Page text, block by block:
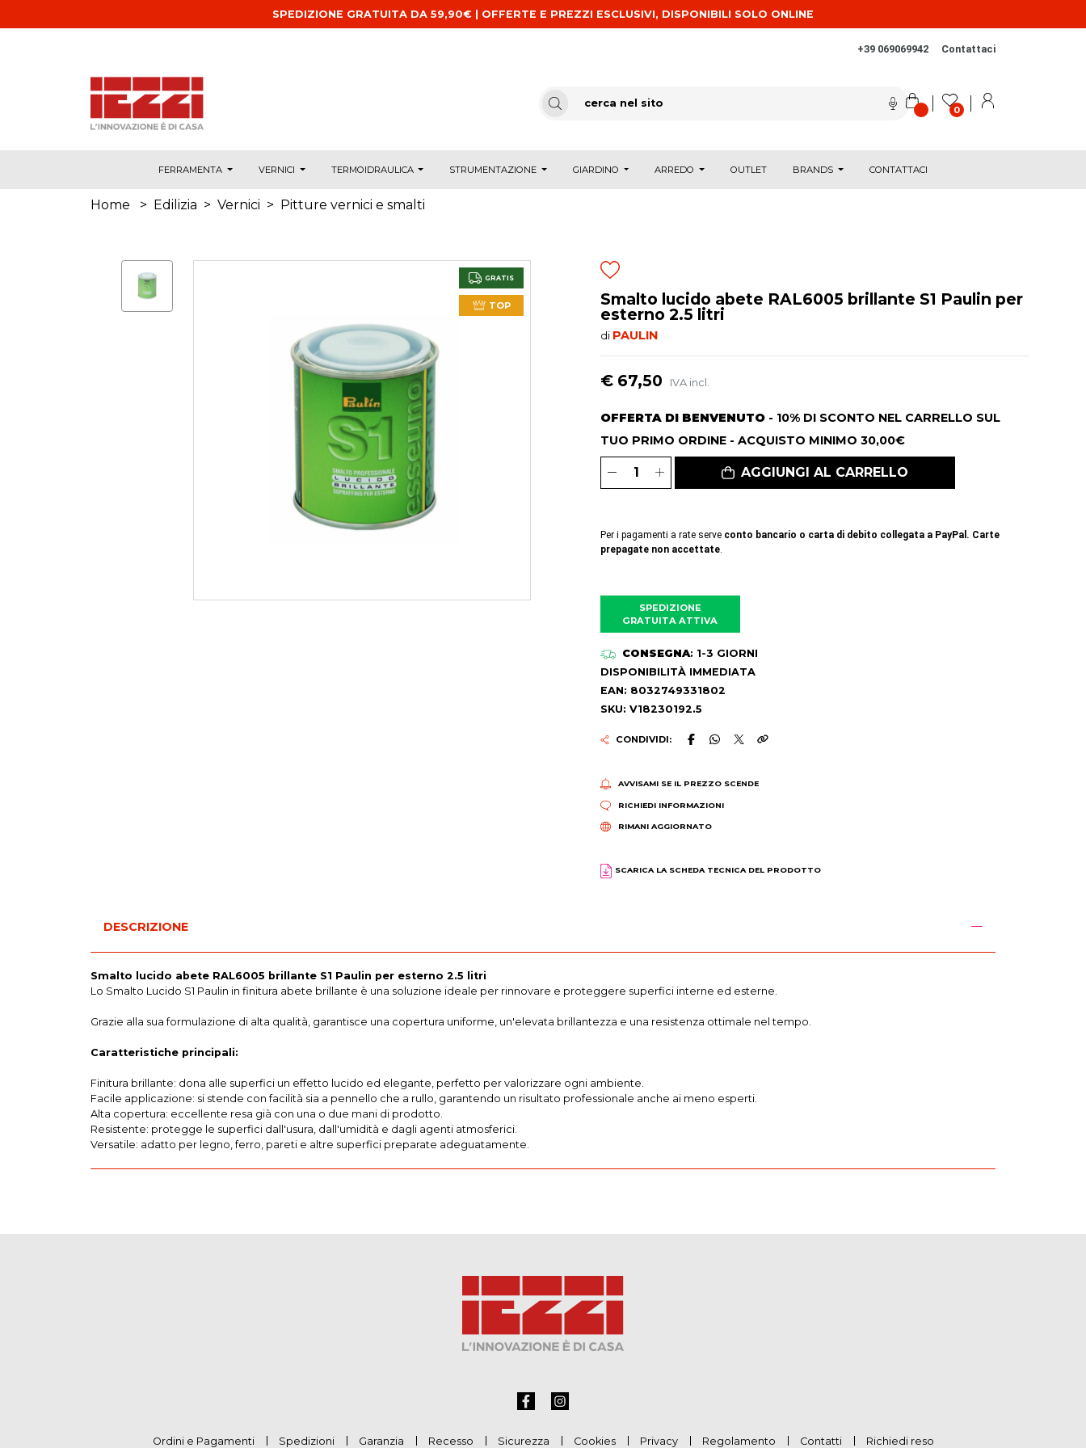
SPEDIZIONE GRATUITA DA 59,90€ | OFFERTE E PREZZI ESCLUSIVI, DISPONIBILI SOLO ONLINE
+39 069069942 Contattaci
0
FERRAMENTA VERNICI TERMOIDRAULICA STRUMENTAZIONE GIARDINO ARREDO OUTLET BRANDS CONTATTACI
Home > Edilizia > Vernici > Pitture vernici e smalti
GRATIS
TOP Smalto lucido abete RAL6005 brillante S1 Paulin per
esterno 2.5 litri
di PAULIN
€ 67,50 IVA incl.
OFFERTA DI BENVENUTO - 10% DI SCONTO NEL CARRELLO SUL
TUO PRIMO ORDINE - ACQUISTO MINIMO 30,00€
AGGIUNGI AL CARRELLO
Per i pagamenti a rate serve conto bancario o carta di debito collegata a PayPal. Carte
prepagate non accettate.
SPEDIZIONE
GRATUITA ATTIVA
CONSEGNA: 1-3 GIORNI
DISPONIBILITÀ IMMEDIATA
EAN: 8032749331802
SKU: V18230192.5
CONDIVIDI:
AVVISAMI SE IL PREZZO SCENDE
RICHIEDI INFORMAZIONI
RIMANI AGGIORNATO
SCARICA LA SCHEDA TECNICA DEL PRODOTTO
DESCRIZIONE
Smalto lucido abete RAL6005 brillante S1 Paulin per esterno 2.5 litri
Lo Smalto Lucido S1 Paulin in finitura abete brillante è una soluzione ideale per rinnovare e proteggere superfici interne ed esterne.
Grazie alla sua formulazione di alta qualità, garantisce una copertura uniforme, un'elevata brillantezza e una resistenza ottimale nel tempo.
Caratteristiche principali:
Finitura brillante: dona alle superfici un effetto lucido ed elegante, perfetto per valorizzare ogni ambiente.
Facile applicazione: si stende con facilità sia a pennello che a rullo, garantendo un risultato professionale anche ai meno esperti.
Alta copertura: eccellente resa già con una o due mani di prodotto.
Resistente: protegge le superfici dall'usura, dall'umidità e dagli agenti atmosferici.
Versatile: adatto per legno, ferro, pareti e altre superfici preparate adeguatamente.
Ordini e Pagamenti Spedizioni Garanzia Recesso Sicurezza Cookies Privacy Regolamento Contatti Richiedi reso